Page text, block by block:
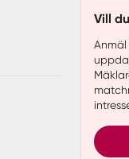
Vill